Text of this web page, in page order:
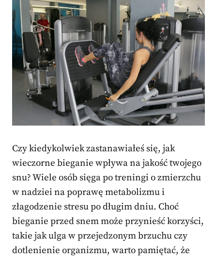
Czy kiedykolwiek zastanawiałeś się, jak
wieczorne bieganie wpływa na jakość twojego
snu? Wiele osób sięga po treningi o zmierzchu
w nadziei na poprawę metabolizmu i
złagodzenie stresu po długim dniu. Choć
bieganie przed snem może przynieść korzyści,
takie jak ulga w przejedzonym brzuchu czy
dotlenienie organizmu, warto pamiętać, że